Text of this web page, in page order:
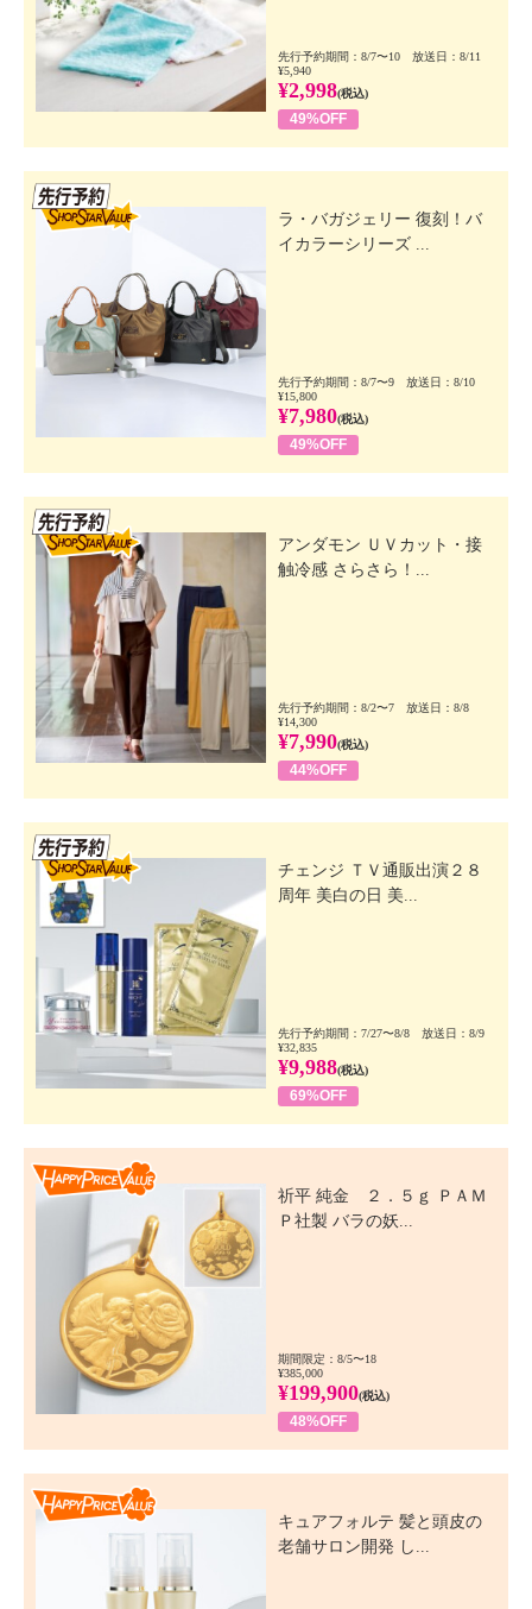
先行予約期間：8/7〜10 放送日：8/11
¥5,940
¥2,998(税込)
49%OFF
ラ・バガジェリー 復刻！バ
イカラーシリーズ ...
先行予約期間：8/7〜9 放送日：8/10
¥15,800
¥7,980(税込)
49%OFF
アンダモン ＵＶカット・接
触冷感 さらさら！...
先行予約期間：8/2〜7 放送日：8/8
¥14,300
¥7,990(税込)
44%OFF
チェンジ ＴＶ通販出演２８
周年 美白の日 美...
先行予約期間：7/27〜8/8 放送日：8/9
¥32,835
¥9,988(税込)
69%OFF
祈平 純金 ２．５ｇ ＰＡＭ
Ｐ社製 バラの妖...
期間限定：8/5〜18
¥385,000
¥199,900(税込)
48%OFF
キュアフォルテ 髪と頭皮の
老舗サロン開発 し...